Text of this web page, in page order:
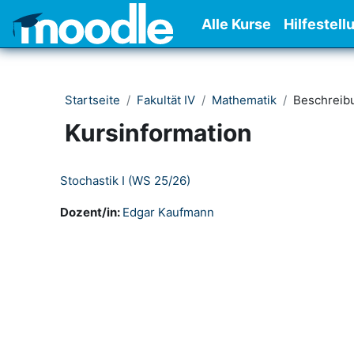
Alle Kurse
Startseite Fakultät IV Mathematik
Kursinformation
Stochastik I (WS 25/26)
Dozent/in: Edgar Kaufmann